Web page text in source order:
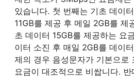
있습니다. 첫 번째는 기초 데이
11GB를 제공 후 메일 2GB를 제
초 데이터 15GB를 제공하는 요
이터 소진 후 매일 2GB를 데이
제의 경우 음성문자가 기본으로
요금이 대조적으로 비쌉니다.